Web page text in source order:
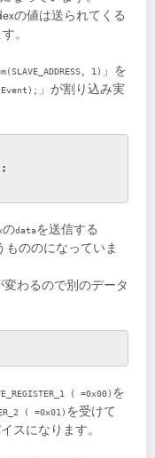
の値は送られてくる
。
1)
」を
」が割り込み実
のdataを送信する
もののになっていま
わるので別のデータ
( =0x00) を
( =0x01) を受けて
スになります。